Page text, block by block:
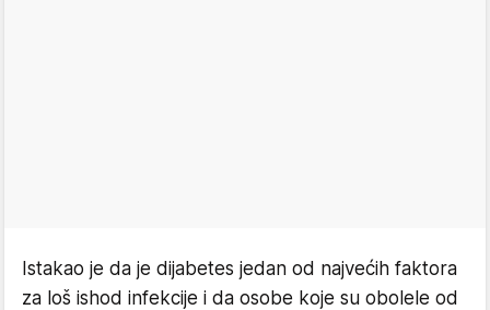
Istakao je da je dijabetes jedan od najvećih faktora
za loš ishod infekcije i da osobe koje su obolele od